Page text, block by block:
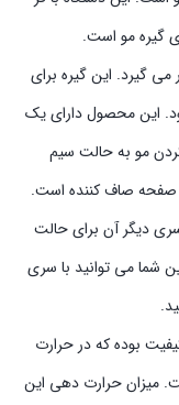
گیرد. این گیره برای
این محصول دارای یک
مو به حالت سیم
صاف کننده است.
می باشد و سری دیگر آن برای حالت
شما می توانید با سری
بوده که در حرارت
میزان حرارت دهی این